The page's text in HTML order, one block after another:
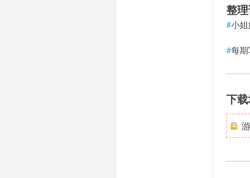
整理
#小
#每
下载